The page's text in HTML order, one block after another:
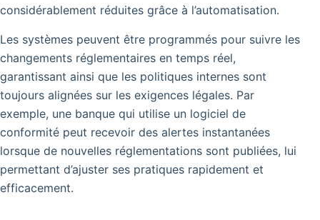
considérablement réduites grâce à l’automatisation.
Les systèmes peuvent être programmés pour suivre les
changements réglementaires en temps réel,
garantissant ainsi que les politiques internes sont
toujours alignées sur les exigences légales. Par
exemple, une banque qui utilise un logiciel de
conformité peut recevoir des alertes instantanées
lorsque de nouvelles réglementations sont publiées, lui
permettant d’ajuster ses pratiques rapidement et
efficacement.